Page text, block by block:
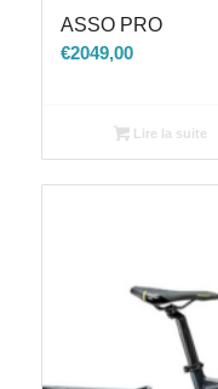
ASSO PRO
€2049,00
Lire la suite